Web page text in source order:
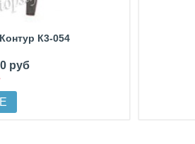
К3-054
руб